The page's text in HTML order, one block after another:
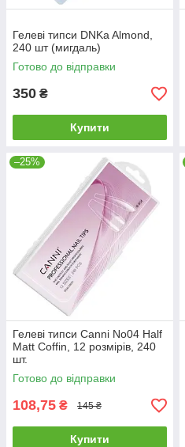
Гелеві типси DNKa Almond,
240 шт (мигдаль)
Готово до відправки
350 ₴
Купити
–25%
Гелеві типси Canni No04 Half
Matt Coffin, 12 розмірів, 240
шт.
Готово до відправки
108,75 ₴ 145 ₴
Купити